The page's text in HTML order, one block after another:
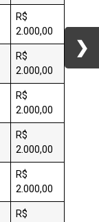
R$
2.000,00
R$
2.000,00
R$
2.000,00
R$
2.000,00
R$
2.000,00
R$
❯
❯